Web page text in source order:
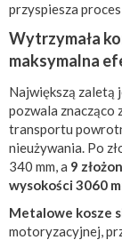
przyspiesza
Wytrzymała
maksymalna
Największą zaletą
pozwala znacząco
transportu
nieużywania. Po
340 mm, a 9
wysokości 3060
Metalowe kosze
motoryzacyjnej,